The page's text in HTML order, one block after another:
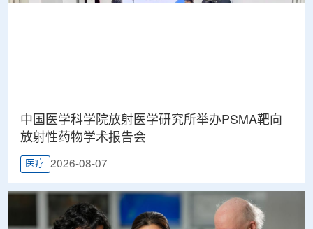
中国医学科学院放射医学研究所举办PSMA靶向
放射性药物学术报告会
医疗 2026-08-07